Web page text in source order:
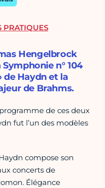
Hengelbrock
n° 104
de Haydn et la
de Brahms.
de ces deux
fut l’un des modèles
compose son
concerts de
Élégance
PRATIQUES